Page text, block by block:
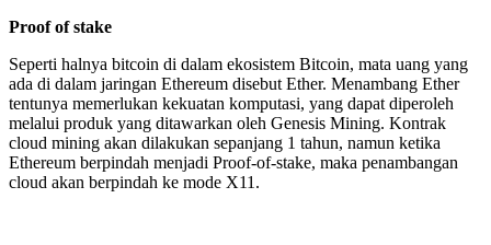
Proof of stake
Seperti halnya bitcoin di dalam ekosistem Bitcoin, mata uang yang
ada di dalam jaringan Ethereum disebut Ether. Menambang Ether
tentunya memerlukan kekuatan komputasi, yang dapat diperoleh
melalui produk yang ditawarkan oleh Genesis Mining. Kontrak
cloud mining akan dilakukan sepanjang 1 tahun, namun ketika
Ethereum berpindah menjadi Proof-of-stake, maka penambangan
cloud akan berpindah ke mode X11.